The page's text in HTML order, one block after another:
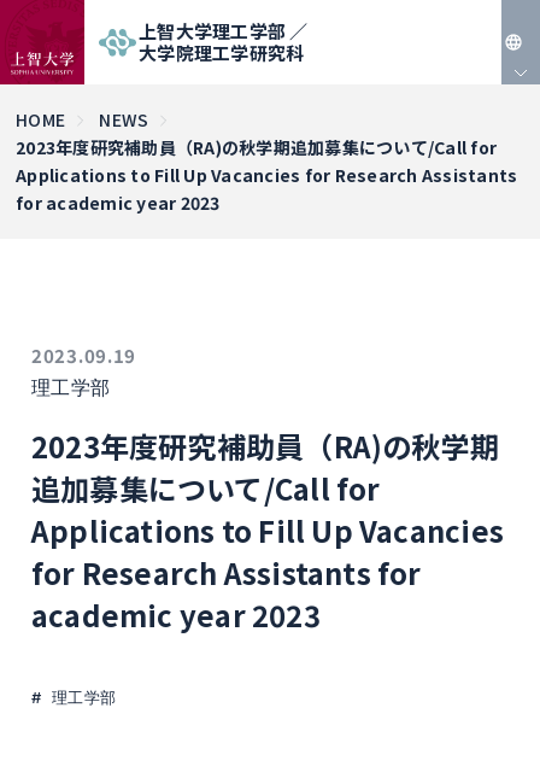
上智大学理工学部 ／
大学院理工学研究科
HOME
NEWS
2023年度研究補助員（RA)の秋学期追加募集について/Call for
Applications to Fill Up Vacancies for Research Assistants
for academic year 2023
2023.09.19
理工学部
2023年度研究補助員（RA)の秋学期
追加募集について/Call for
Applications to Fill Up Vacancies
for Research Assistants for
academic year 2023
理工学部